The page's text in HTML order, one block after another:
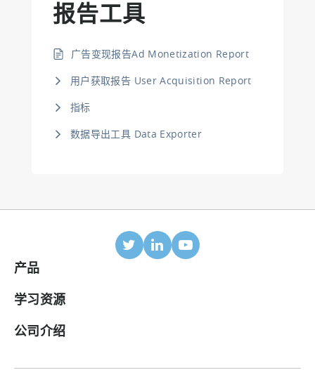
报告工具
广告变现报告Ad Monetization Report
用户获取报告 User Acquisition Report
指标
数据导出工具 Data Exporter
产品
移动归因
合作伙伴
学习资源
博客
公司介绍